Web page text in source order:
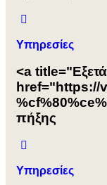
Υπηρεσίες
<a
href="https://
πήξης
Υπηρεσίες